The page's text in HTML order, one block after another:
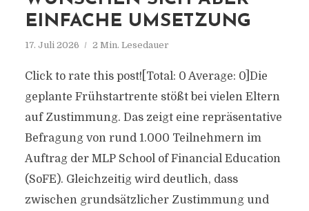
EINFACHE UMSETZUNG
17. Juli 2026 2 Min. Lesedauer
Click to rate this post![Total: 0 Average: 0]Die
geplante Frühstartrente stößt bei vielen Eltern
auf Zustimmung. Das zeigt eine repräsentative
Befragung von rund 1.000 Teilnehmern im
Auftrag der MLP School of Financial Education
(SoFE). Gleichzeitig wird deutlich, dass
zwischen grundsätzlicher Zustimmung und